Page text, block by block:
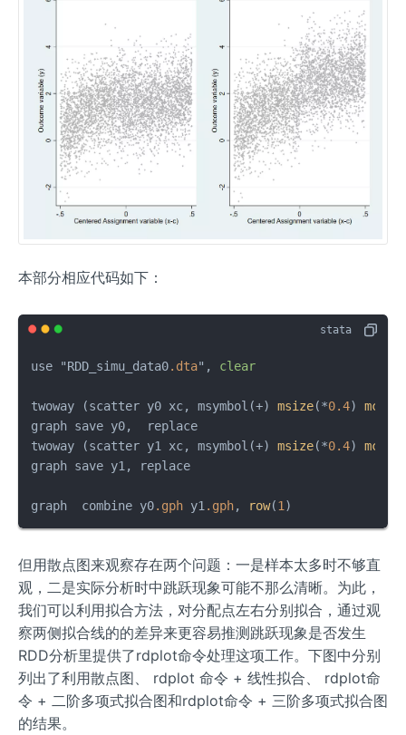
本部分相应代码如下：
use "RDD_simu_data0.dta", clear
twoway (scatter y0 xc, msymbol(+) msize(*0.4)
graph save y0,  replace
twoway (scatter y1 xc, msymbol(+) msize(*0.4)
graph save y1, replace
graph  combine y0.gph y1 .gph, row(1 )
但用散点图来观察存在两个问题：一是样本太多时不够直
观，二是实际分析时中跳跃现象可能不那么清晰。为此，
我们可以利用拟合方法，对分配点左右分别拟合，通过观
察两侧拟合线的的差异来更容易推测跳跃现象是否发生
RDD分析里提供了rdplot命令处理这项工作。下图中分别
列出了利用散点图、 rdplot 命令 + 线性拟合、 rdplot命
令 + 二阶多项式拟合图和rdplot命令 + 三阶多项式拟合图
的结果。